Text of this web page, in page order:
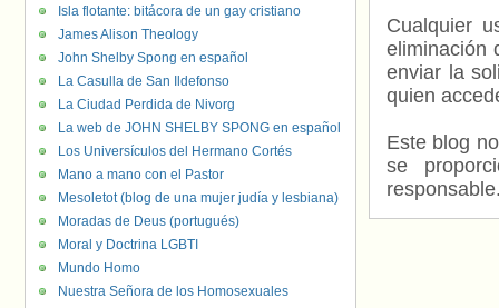
Cualquier
eliminación
enviar la
quien
Este blog
se
Isla flotante: bitácora de un gay cristiano
James Alison Theology
John Shelby Spong en español
La Casulla de San Ildefonso
La Ciudad Perdida de Nivorg
La web de JOHN SHELBY SPONG en español
Los Universículos del Hermano Cortés
Mano a mano con el Pastor
Mesoletot (blog de una mujer judía y lesbiana)
Moradas de Deus (portugués)
Moral y Doctrina LGBTI
Mundo Homo
Nuestra Señora de los Homosexuales